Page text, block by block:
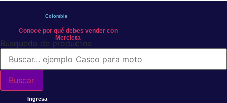
Colombia
Conoce por qué debes vender con
Mercleta
Búsqueda de productos
Buscar
Ingresa